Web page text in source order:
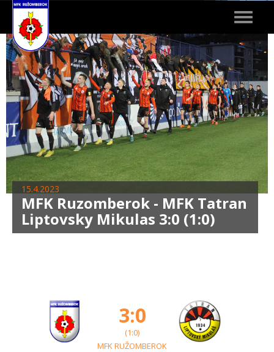
Toggle
15.4.2023
MFK Ruzomberok - MFK Tatran
Liptovsky Mikulas 3:0 (1:0)
3:0
(1:0)
MFK RUŽOMBEROK